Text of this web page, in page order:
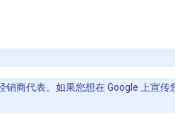
商代表。如果您想在 Google 上宣传